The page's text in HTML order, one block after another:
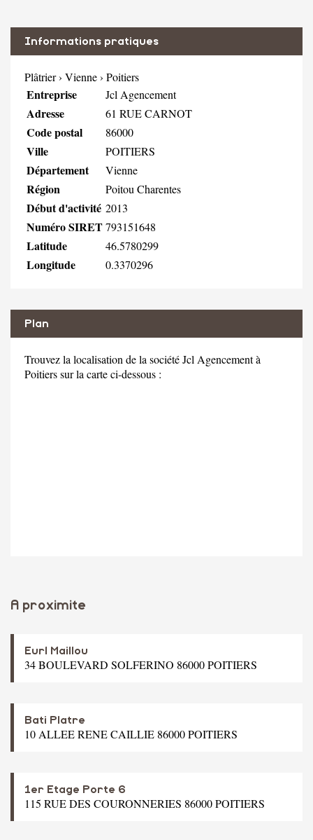
Informations pratiques
Plâtrier› Vienne› Poitiers
Entreprise Jcl Agencement
Adresse 61 RUE CARNOT
Code postal 86000
Ville POITIERS
Département Vienne
Région Poitou Charentes
Début d'activité 2013
Numéro SIRET793151648
Latitude 46.5780299
Longitude 0.3370296
Plan
Trouvez la localisation de la société Jcl Agencement à
Poitiers sur la carte ci-dessous :
A proximite
Eurl Maillou
34 BOULEVARD SOLFERINO 86000 POITIERS
Bati Platre
10 ALLEE RENE CAILLIE 86000 POITIERS
1er Etage Porte 6
115 RUE DES COURONNERIES 86000 POITIERS